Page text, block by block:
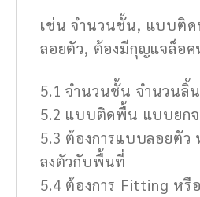
เช่น จำนวนชั้น, แบบติ
ลอยตัว, ต้องมีกุญแจล็อค
5.1 จำนวนชั้น จำนวนลิ้
5.2 แบบติดพื้น แบบยก
5.3 ต้องการแบบลอยตัว
ลงตัวกับพื้นที่
5.4 ต้องการ Fitting หรื